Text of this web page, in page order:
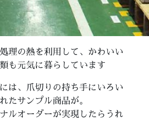
理の熱を利用して、かわいい
も元気に暮らしています
は、爪切りの持ち手にいろい
たサンプル商品が。
ルオーダーが実現したらうれ